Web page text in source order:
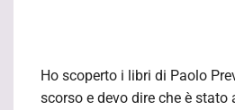
Ho scoperto i libri di Paolo
scorso e devo dire che è stato